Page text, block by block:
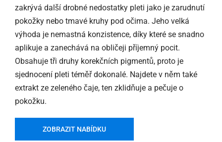
zakrývá další drobné nedostatky pleti jako je zarudnutí
pokožky nebo tmavé kruhy pod očima. Jeho velká
výhoda je nemastná konzistence, díky které se snadno
aplikuje a zanechává na obličeji příjemný pocit.
Obsahuje tři druhy korekčních pigmentů, proto je
sjednocení pleti téměř dokonalé. Najdete v něm také
extrakt ze zeleného čaje, ten zklidňuje a pečuje o
pokožku.
ZOBRAZIT NABÍDKU